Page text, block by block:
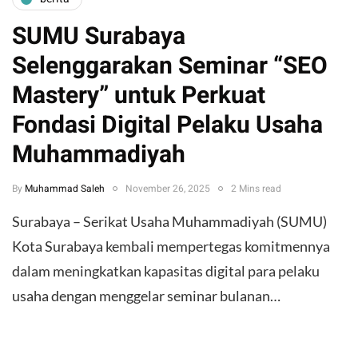
SUMU Surabaya
Selenggarakan Seminar “SEO
Mastery” untuk Perkuat
Fondasi Digital Pelaku Usaha
Muhammadiyah
By Muhammad Saleh November 26, 2025 2 Mins read
Surabaya – Serikat Usaha Muhammadiyah (SUMU)
Kota Surabaya kembali mempertegas komitmennya
dalam meningkatkan kapasitas digital para pelaku
usaha dengan menggelar seminar bulanan…